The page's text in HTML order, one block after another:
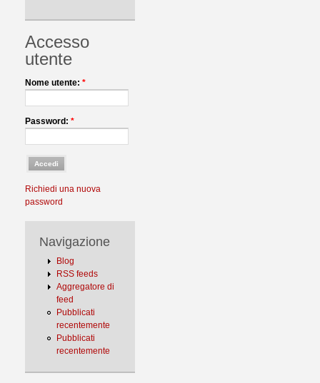
Accesso
utente
Nome utente: *
Password: *
Richiedi una nuova
password
Navigazione
Blog
RSS feeds
Aggregatore di
feed
Pubblicati
recentemente
Pubblicati
recentemente